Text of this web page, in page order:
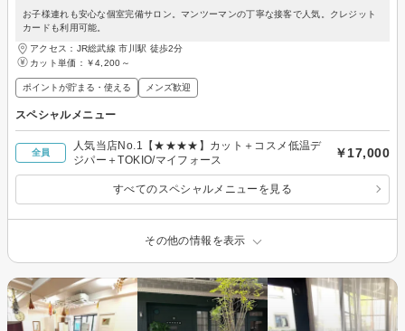
お子様連れも安心な個室完備サロン。マンツーマンの丁寧な接客で人気。クレジット
カードも利用可能。
アクセス：JR総武線 市川駅 徒歩2分
カット単価： ￥4,200～
ポイントが貯まる・使える メンズ歓迎
スペシャルメニュー
全員
人気当店No.1【★★★★】カット＋コスメ低温デ
ジパー＋TOKIO/マイフォース
￥17,000
すべてのスペシャルメニューを見る
その他の情報を表示